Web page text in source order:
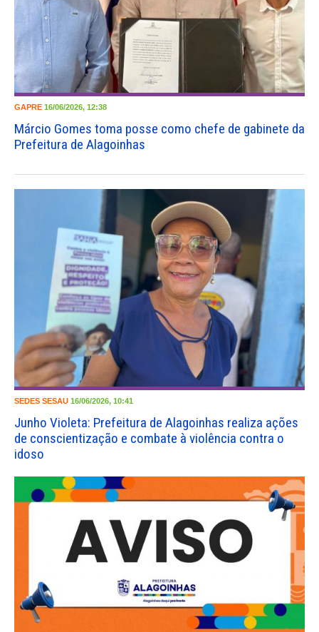
GAPRE 16/06/2026, 12:38
Márcio Gomes toma posse como chefe de gabinete da
Prefeitura de Alagoinhas
SEDES SESAU 16/06/2026, 10:41
Junho Violeta: Prefeitura de Alagoinhas realiza ações
de conscientização e combate à violência contra o
idoso